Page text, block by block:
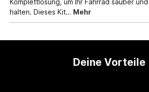
Komplettlösung, um Ihr Fahrrad sauber
halten. Dieses Kit… Mehr
Deine Vorteile